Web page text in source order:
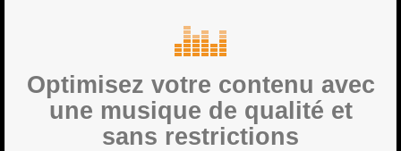
Optimisez votre contenu avec
une musique de qualité et
sans restrictions